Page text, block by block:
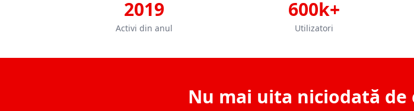
2019
Activi din anul
600k+
Utilizatori
Nu mai uita niciodată